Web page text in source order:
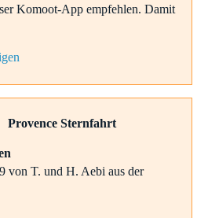
Komoot-App empfehlen. Damit
Provence Sternfahrt
von T. und H. Aebi aus der